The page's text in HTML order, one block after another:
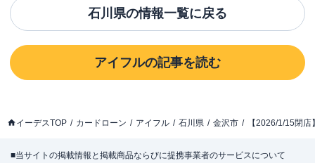
石川県の情報一覧に戻る
アイフルの記事を読む
イーデスTOP カードローン アイフル 石川県 金沢市 【2026/1/15閉
■当サイトの掲載情報と掲載商品ならびに提携事業者のサービスについて